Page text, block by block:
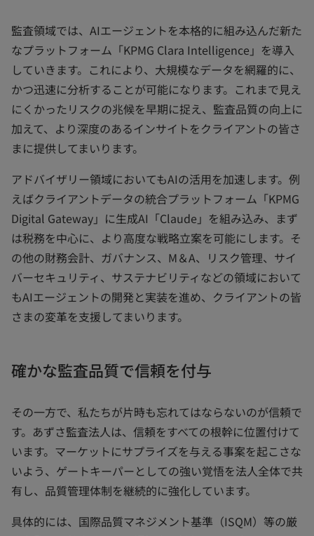
監査領域では、AIエージェントを本格的に組み込んだ新た
なプラットフォーム「KPMG Clara Intelligence」を導入
していきます。これにより、大規模なデータを網羅的に、
かつ迅速に分析することが可能になります。これまで見え
にくかったリスクの兆候を早期に捉え、監査品質の向上に
加えて、より深度のあるインサイトをクライアントの皆さ
まに提供してまいります。
アドバイザリー領域においてもAIの活用を加速します。例
えばクライアントデータの統合プラットフォーム「KPMG
Digital Gateway」に生成AI「Claude」を組み込み、まず
は税務を中心に、より高度な戦略立案を可能にします。そ
の他の財務会計、ガバナンス、M＆A、リスク管理、サイ
バーセキュリティ、サステナビリティなどの領域において
もAIエージェントの開発と実装を進め、クライアントの皆
さまの変革を支援してまいります。
確かな監査品質で信頼を付与
その一方で、私たちが片時も忘れてはならないのが信頼で
す。あずさ監査法人は、信頼をすべての根幹に位置付けて
います。マーケットにサプライズを与える事案を起こさな
いよう、ゲートキーパーとしての強い覚悟を法人全体で共
有し、品質管理体制を継続的に強化しています。
具体的には、国際品質マネジメント基準（ISQM）等の厳